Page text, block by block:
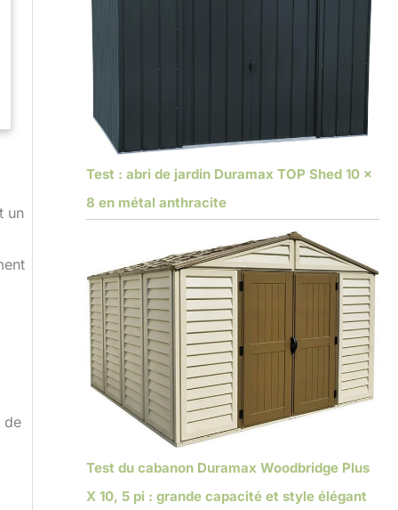
un
de
Test : abri de jardin Duramax TOP Shed 10 x
8 en métal anthracite
Test du cabanon Duramax Woodbridge Plus
X 10, 5 pi : grande capacité et style élégant